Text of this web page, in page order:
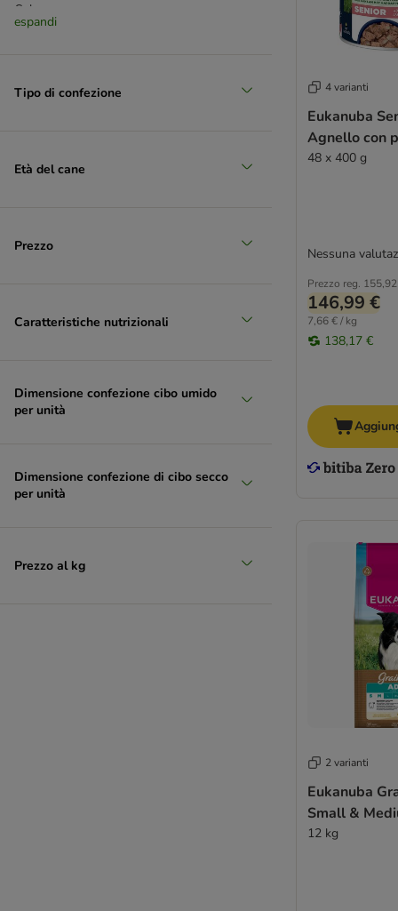
Salmone
espandi
Tipo di confezione
Età del cane
Prezzo
Caratteristiche nutrizionali
Dimensione confezione cibo umido
per unità
Dimensione confezione di cibo secco
per unità
Prezzo al kg
4 varianti
Eukanuba
Agnello con
48 x 400 g
Prezzo reg.
146,99 €
7,66 € / kg
138,17 €
Nessuna
2 varianti
Eukanuba
Small &
12 kg